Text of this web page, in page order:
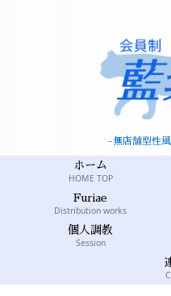
-無店舗型性
ホーム
HOME TOP
Furiae
Distribution works
個人調教
Session